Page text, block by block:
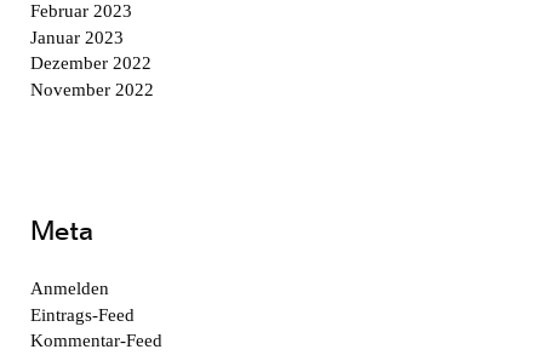
Februar 2023
Januar 2023
Dezember 2022
November 2022
Meta
Anmelden
Eintrags-Feed
Kommentar-Feed